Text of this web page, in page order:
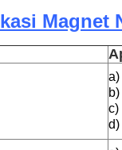
Magnet
a)
c)
d)